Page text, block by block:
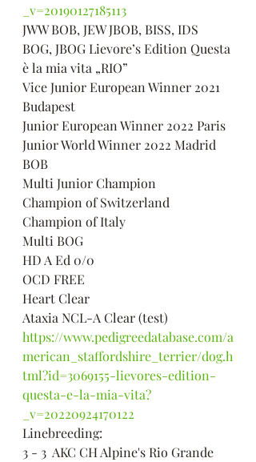
_v=20190127185113
JWW BOB, JEW JBOB, BISS, IDS
BOG, JBOG Lievore’s Edition Questa
è la mia vita „RIO”
Vice Junior European Winner 2021
Budapest
Junior European Winner 2022 Paris
Junior World Winner 2022 Madrid
BOB
Multi Junior Champion
Champion of Switzerland
Champion of Italy
Multi BOG
HD A Ed 0/0
OCD FREE
Heart Clear
Ataxia NCL-A Clear (test)
https://www.pedigreedatabase.com/a
merican_staffordshire_terrier/dog.h
tml?id=3069155-lievores-edition-
questa-e-la-mia-vita?
_v=20220924170122
Linebreeding:
3 - 3  AKC CH Alpine's Rio Grande